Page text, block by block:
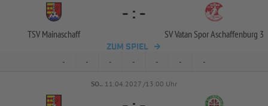
TSV Mainaschaff
- : -
SV Vatan Spor Aschaffenburg 3
ZUM SPIEL
- - - - - - -
SO.. 11.04.2027 /13:00 Uhr